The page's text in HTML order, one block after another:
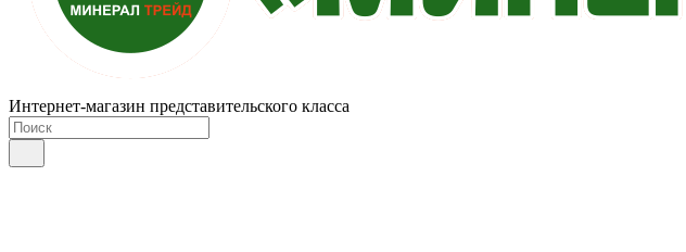
Интернет-магазин представительского класса